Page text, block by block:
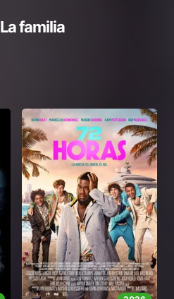
La familia